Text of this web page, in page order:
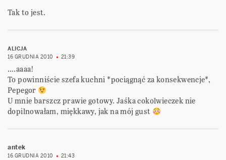
Tak to jest.
ALICJA
16 GRUDNIA 2010
21:39
….aaaa!
To powinniście szefa kuchni *pociągnąć za konsekwencje*,
Pepegor
U mnie barszcz prawie gotowy. Jaśka cokolwieczek nie
dopilnowałam, miękkawy, jak na mój gust
antek
16 GRUDNIA 2010 21:43